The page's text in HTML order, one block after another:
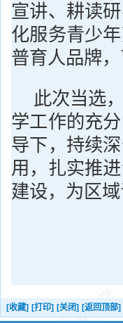
宣讲、耕读
化服务青少
普育人品牌
此次当选
学工作的充
导下，持续
用，扎实推
建设，为区
[收藏] [打印] [关闭] [返回顶部]